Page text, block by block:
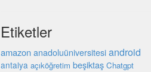
Etiketler
amazon anadoluüniversitesi android
antalya açıköğretim beşiktaş Chatgpt